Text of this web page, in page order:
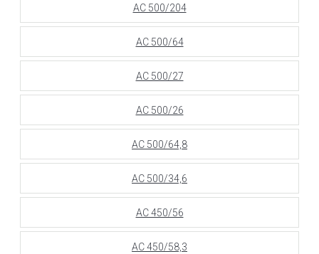
АС 500/204
АС 500/64
АС 500/27
АС 500/26
АС 500/64,8
АС 500/34,6
АС 450/56
АС 450/58,3